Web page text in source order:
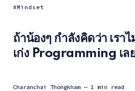
Mindset
ถ้าน้องๆ กำลังคิดว่า เราไ
เก่ง Programming เล
Charanchai Thongkham — 1 min read